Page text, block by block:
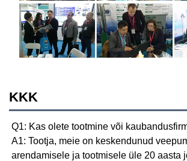
KKK
Q1: Kas olete tootmine või
A1: Tootja, meie on keskendunud
arendamisele ja tootmisele üle 20 aasta